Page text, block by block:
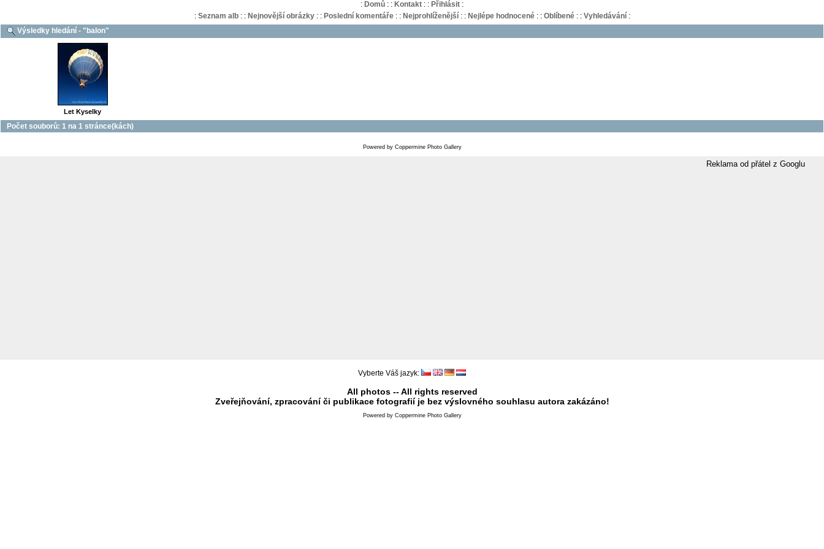
: Domů : : Kontakt : : Přihlásit :
: Seznam alb: : Nejnovější obrázky: : Poslední komentáře: : Nejprohlíženější: : Nejlépe hodnocené: : Oblíbené: : Vyhledávání:
Výsledky hledání - "balon"
Let Kyselky
Počet souborů: 1 na 1 stránce(kách)
Powered by Coppermine Photo Gallery
Reklama od přátel z Googlu
Vyberte Váš jazyk:
All photos -- All rights reserved
Zveřejňování, zpracování či publikace fotografií je bez výslovného souhlasu autora zakázáno!
Powered by Coppermine Photo Gallery